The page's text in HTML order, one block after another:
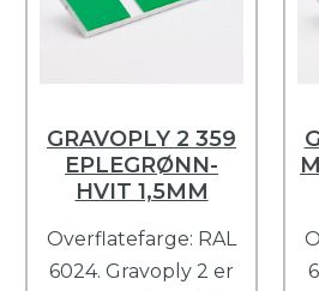
GRAVOPLY 2 359
EPLEGRØNN-
HVIT 1,5MM
Overflatefarge: RAL
6024. Gravoply 2 er